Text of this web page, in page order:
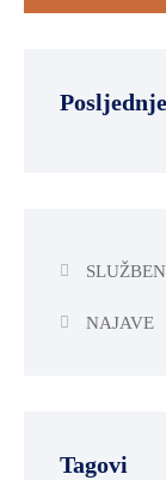
NAJAVE
Tagovi